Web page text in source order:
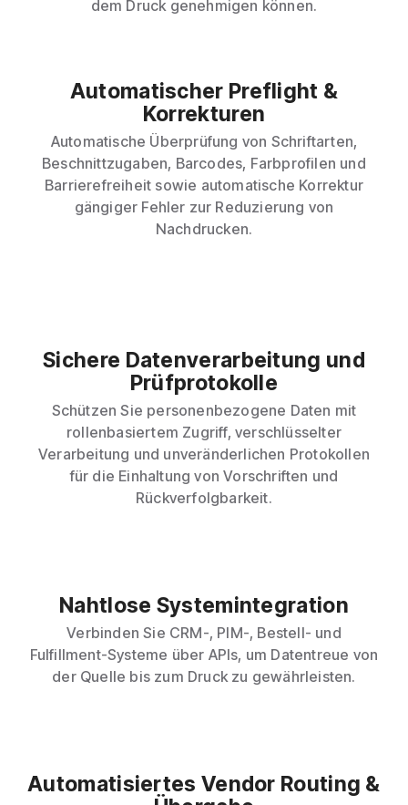
dem Druck genehmigen können.
Automatischer Preflight &
Korrekturen
Automatische Überprüfung von Schriftarten,
Beschnittzugaben, Barcodes, Farbprofilen und
Barrierefreiheit sowie automatische Korrektur
gängiger Fehler zur Reduzierung von
Nachdrucken.
Sichere Datenverarbeitung und
Prüfprotokolle
Schützen Sie personenbezogene Daten mit
rollenbasiertem Zugriff, verschlüsselter
Verarbeitung und unveränderlichen Protokollen
für die Einhaltung von Vorschriften und
Rückverfolgbarkeit.
Nahtlose Systemintegration
Verbinden Sie CRM-, PIM-, Bestell- und
Fulfillment-Systeme über APIs, um Datentreue von
der Quelle bis zum Druck zu gewährleisten.
Automatisiertes Vendor Routing &